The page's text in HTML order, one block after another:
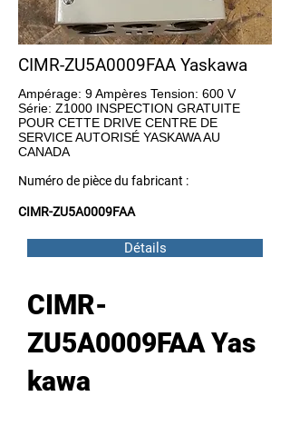
CIMR-ZU5A0009FAA Yaskawa
Ampérage: 9 Ampères Tension: 600 V
Série: Z1000 INSPECTION GRATUITE
POUR CETTE DRIVE CENTRE DE
SERVICE AUTORISÉ YASKAWA AU
CANADA
Numéro de pièce du fabricant :
CIMR-ZU5A0009FAA
Détails
CIMR-
ZU5A0009FAA Yas
kawa